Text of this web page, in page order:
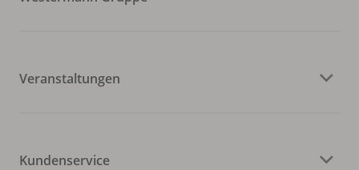
Veranstaltungen
Kundenservice